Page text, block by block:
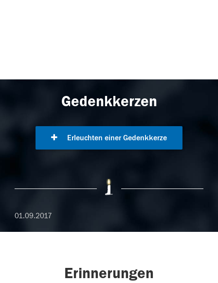
Gedenkkerzen
Erleuchten einer Gedenkkerze
01.09.2017
Erinnerungen